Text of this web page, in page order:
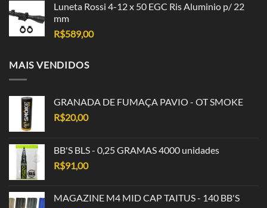
Luneta Rossi 4-12 x 50 EGC Ris Aluminio p/ 22
mm
R$589,00
MAIS VENDIDOS
GRANADA DE FUMAÇA PAVIO - OT SMOKE
R$20,00
BB'S BLS - 0,25 GRAMAS 4000 unidades
R$91,00
MAGAZINE M4 MID CAP TAITUS - 140 BB'S